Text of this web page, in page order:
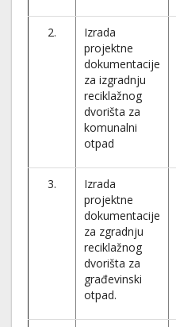
2.
Izrada
projektne
dokumentacije
za izgradnju
reciklažnog
dvorišta za
komunalni
otpad
3.
Izrada
projektne
dokumentacije
za zgradnju
reciklažnog
dvorišta za
građevinski
otpad.